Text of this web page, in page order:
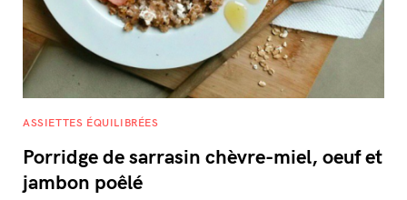
ASSIETTES ÉQUILIBRÉES
Porridge de sarrasin chèvre-miel, oeuf et
jambon poêlé